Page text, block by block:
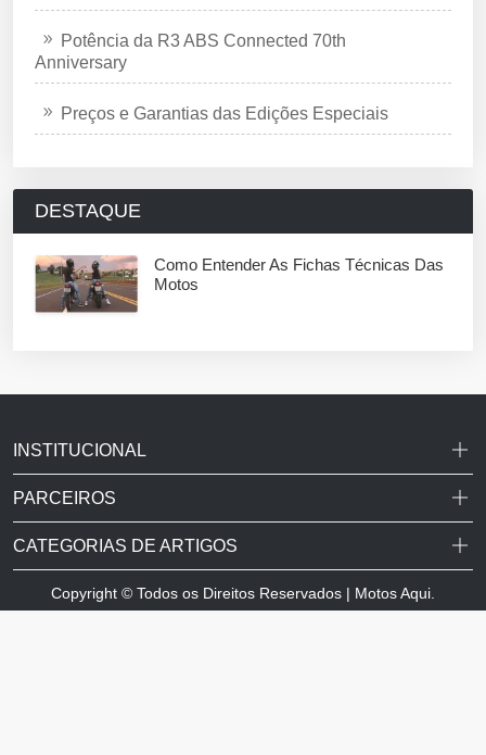
Potência da R3 ABS Connected 70th
Anniversary
Preços e Garantias das Edições Especiais
DESTAQUE
Como Entender As Fichas Técnicas Das
Motos
INSTITUCIONAL
PARCEIROS
CATEGORIAS DE ARTIGOS
Copyright © Todos os Direitos Reservados | Motos Aqui.